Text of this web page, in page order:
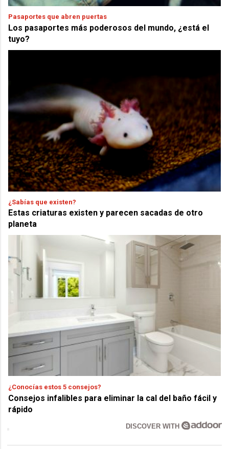
Pasaportes que abren puertas
Los pasaportes más poderosos del mundo, ¿está el
tuyo?
¿Sabías que existen?
Estas criaturas existen y parecen sacadas de otro
planeta
¿Conocías estos 5 consejos?
Consejos infalibles para eliminar la cal del baño fácil y
rápido
DISCOVER WITH